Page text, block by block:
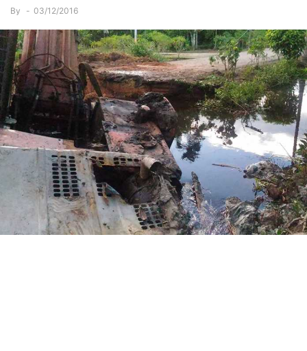
By - 03/12/2016